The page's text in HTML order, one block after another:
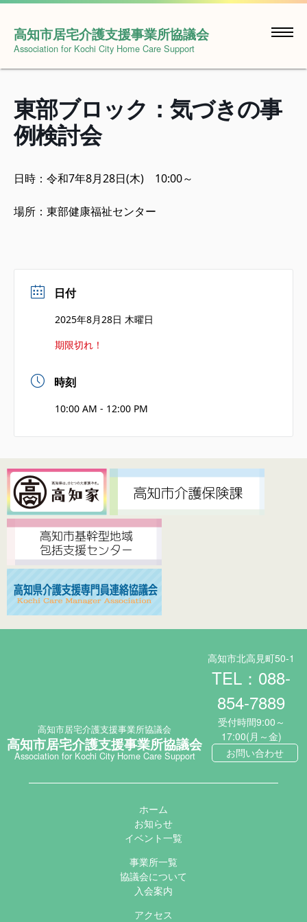
Skip
content
高知市居宅介護支援事業所協議会
Association for Kochi City Home Care Support
東部ブロック：気づきの事
例検討会
日時：令和7年8月28日(木) 10:00～
場所：東部健康福祉センター
日付
2025年8月28日 木曜日
期限切れ！
時刻
10:00 AM - 12:00 PM
高知市居宅介護支援事業所協議会
高知市居宅介護支援事業所協議会
Association for Kochi City Home Care Support
高知市北高見町50-1
TEL：088-
854-7889
受付時間9:00～
17:00(月～金)
お問い合わせ
ホーム
お知らせ
イベント一覧
事業所一覧
協議会について
入会案内
アクセス